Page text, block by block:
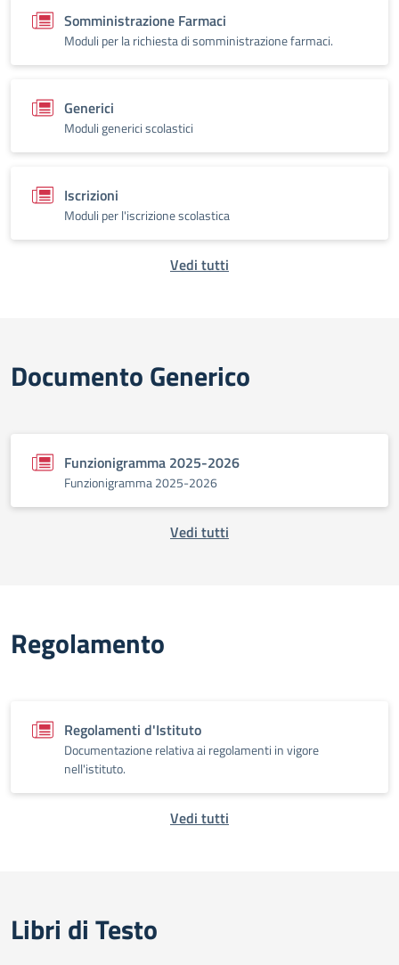
Somministrazione Farmaci
Moduli per la richiesta di somministrazione farmaci.
Generici
Moduli generici scolastici
Iscrizioni
Moduli per l'iscrizione scolastica
Vedi tutti
Documento Generico
Funzionigramma 2025-2026
Funzionigramma 2025-2026
Vedi tutti
Regolamento
Regolamenti d'Istituto
Documentazione relativa ai regolamenti in vigore
nell'istituto.
Vedi tutti
Libri di Testo